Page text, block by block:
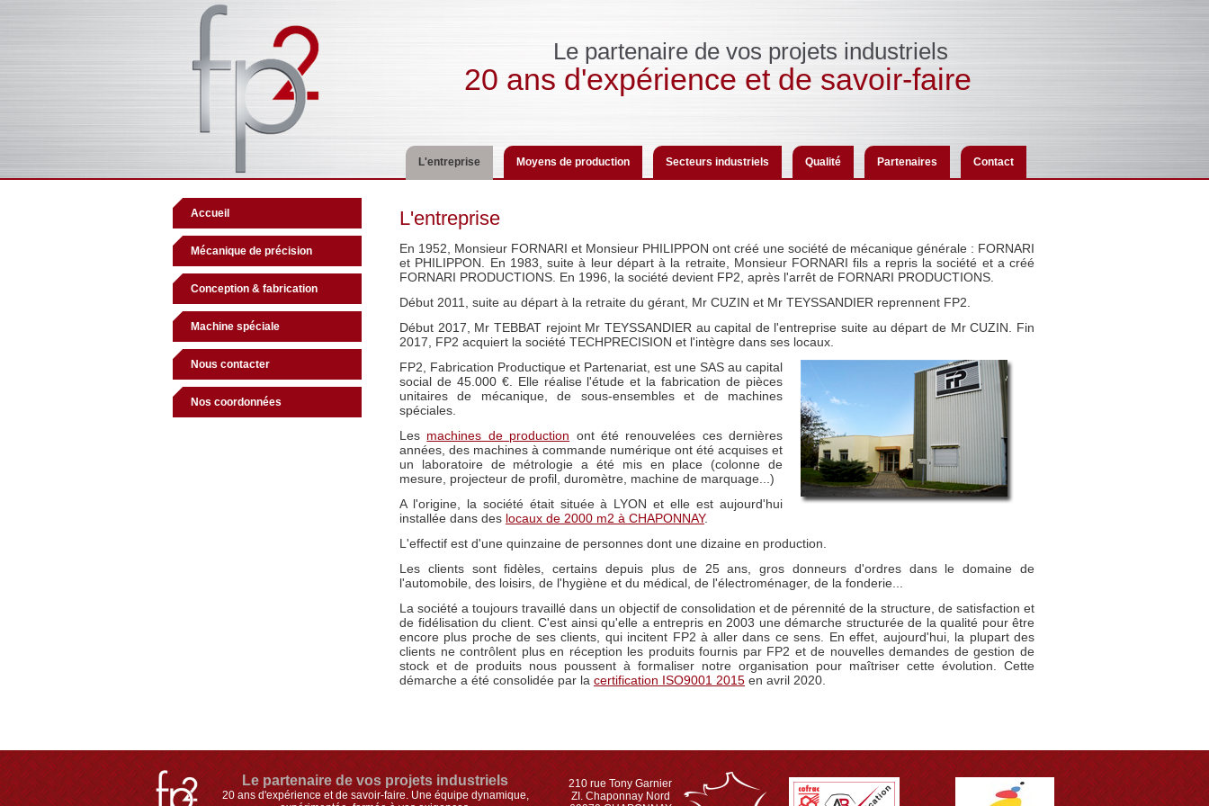
Le partenaire de vos projets industriels
20 ans d'expérience et de savoir-faire
L'entreprise Moyens de production Secteurs industriels Qualité Partenaires Contact
Accueil
Mécanique de précision
Conception & fabrication
Machine spéciale
Nous contacter
Nos coordonnées
L'entreprise
En 1952, Monsieur FORNARI et Monsieur PHILIPPON ont créé une société de mécanique générale : FORNARI
et PHILIPPON. En 1983, suite à leur départ à la retraite, Monsieur FORNARI fils a repris la société et a créé
FORNARI PRODUCTIONS. En 1996, la société devient FP2, après l'arrêt de FORNARI PRODUCTIONS.
Début 2011, suite au départ à la retraite du gérant, Mr CUZIN et Mr TEYSSANDIER reprennent FP2.
Début 2017, Mr TEBBAT rejoint Mr TEYSSANDIER au capital de l'entreprise suite au départ de Mr CUZIN. Fin
2017, FP2 acquiert la société TECHPRECISION et l'intègre dans ses locaux.
FP2, Fabrication Productique et Partenariat, est une SAS au capital
social de 45.000 €. Elle réalise l'étude et la fabrication de pièces
unitaires de mécanique, de sous-ensembles et de machines
spéciales.
Les machines de production ont été renouvelées ces dernières
années, des machines à commande numérique ont été acquises et
un laboratoire de métrologie a été mis en place (colonne de
mesure, projecteur de profil, duromètre, machine de marquage...)
A l'origine, la société était située à LYON et elle est aujourd'hui
installée dans des locaux de 2000 m2 à CHAPONNAY.
L'effectif est d'une quinzaine de personnes dont une dizaine en production.
Les clients sont fidèles, certains depuis plus de 25 ans, gros donneurs d'ordres dans le domaine de
l'automobile, des loisirs, de l'hygiène et du médical, de l'électroménager, de la fonderie...
La société a toujours travaillé dans un objectif de consolidation et de pérennité de la structure, de satisfaction et
de fidélisation du client. C'est ainsi qu'elle a entrepris en 2003 une démarche structurée de la qualité pour être
encore plus proche de ses clients, qui incitent FP2 à aller dans ce sens. En effet, aujourd'hui, la plupart des
clients ne contrôlent plus en réception les produits fournis par FP2 et de nouvelles demandes de gestion de
stock et de produits nous poussent à formaliser notre organisation pour maîtriser cette évolution. Cette
démarche a été consolidée par la certification ISO9001 2015 en avril 2020.
Le partenaire de vos projets industriels
20 ans d'expérience et de savoir-faire. Une équipe dynamique,
210 rue Tony Garnier
ZI. Chaponnay Nord